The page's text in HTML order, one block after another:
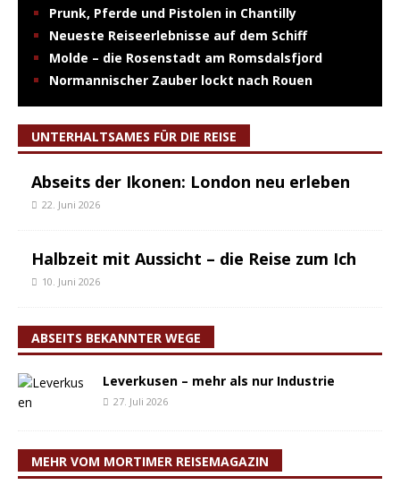
Prunk, Pferde und Pistolen in Chantilly
Neueste Reiseerlebnisse auf dem Schiff
Molde – die Rosenstadt am Romsdalsfjord
Normannischer Zauber lockt nach Rouen
UNTERHALTSAMES FÜR DIE REISE
Abseits der Ikonen: London neu erleben
22. Juni 2026
Halbzeit mit Aussicht – die Reise zum Ich
10. Juni 2026
ABSEITS BEKANNTER WEGE
Leverkusen – mehr als nur Industrie
27. Juli 2026
MEHR VOM MORTIMER REISEMAGAZIN